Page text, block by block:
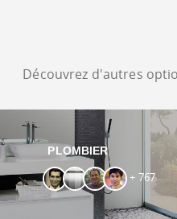
Découvrez d'autres
PLOMBIER
+ 767